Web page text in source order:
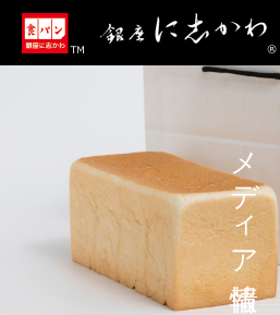
メディア情報